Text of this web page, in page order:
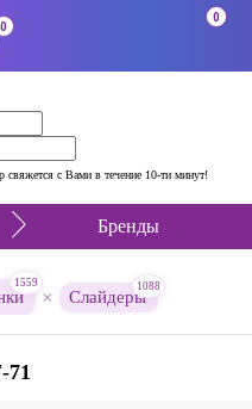
свяжется с Вами в течение 10-ти минут!
0
0
Бренды
1559
× Слайдеры
1088
71